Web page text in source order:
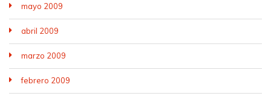
mayo 2009
abril 2009
marzo 2009
febrero 2009